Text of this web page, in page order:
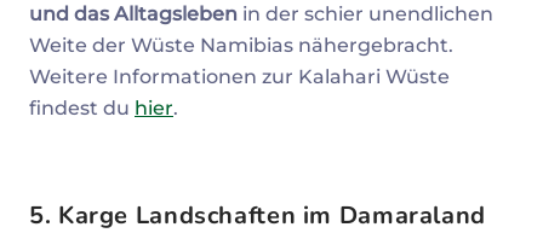
und das Alltagsleben in der schier unendlichen
Weite der Wüste Namibias nähergebracht.
Weitere Informationen zur Kalahari Wüste
findest du hier.
5. Karge Landschaften im Damaraland